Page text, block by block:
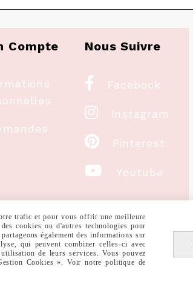
Compte Nous Suivre
 Facebook
 Instagram
 Pinterest
 Youtube
trafic et pour vous offrir une meilleure
cookies ou d'autres technologies pour
également des informations sur
qui peuvent combiner celles-ci avec
de leurs services. Vous pouvez
Cookies ». Voir notre politique de